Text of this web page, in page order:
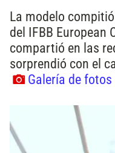
La modelo
del IFBB European
compartió en las
sorprendió con el
Galería de fotos